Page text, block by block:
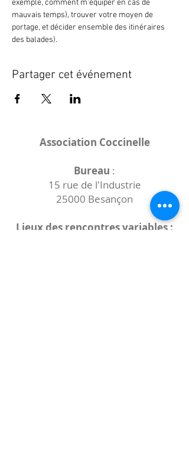
exemple, comment m'équiper en cas de
mauvais temps), trouver votre moyen de
portage, et décider ensemble des itinéraires
des balades).
Partager cet événement
Association Coccinelle
Bureau :
15 rue de l'Industrie
25000 Besançon
Lieux des rencontres variables :